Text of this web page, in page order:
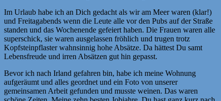
Im Urlaub habe ich an Dich gedacht als wir am Meer waren (klar!)
und Freitagabends wenn die Leute alle vor den Pubs auf der Straße
standen und das Wochenende gefeiert haben. Die Frauen waren alle
superschick, sie waren ausgelassen fröhlich und trugen trotz
Kopfsteinpflaster wahnsinnig hohe Absätze. Da hättest Du samt
Lebensfreude und irren Absätzen gut hin gepasst.
Bevor ich nach Irland gefahren bin, habe ich meine Wohnung
aufgeräumt und alles geordnet und ein Foto von unserer
gemeinsamen Arbeit gefunden und musste weinen. Das waren